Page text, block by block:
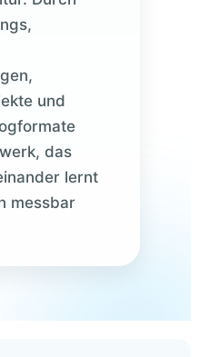
und
das
lernt
messbar